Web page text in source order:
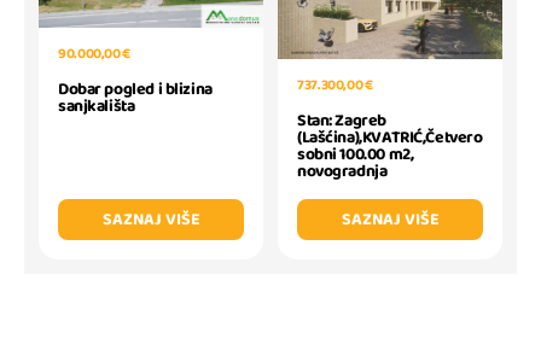
90.000,00 €
Dobar pogled i blizina
sanjkališta
SAZNAJ VIŠE
737.300,00 €
Stan: Zagreb
(Lašćina),KVATRIĆ,Četvero
sobni 100.00 m2,
novogradnja
SAZNAJ VIŠE